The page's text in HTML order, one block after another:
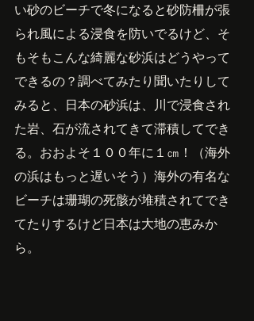
い砂のビーチで冬になると砂防柵が張
られ風による浸食を防いでるけど、そ
もそもこんな綺麗な砂浜はどうやって
できるの？調べてみたり聞いたりして
みると、日本の砂浜は、川で浸食され
た岩、石が流されてきて滞積してでき
る。おおよそ１００年に１㎝！（海外
の浜はもっと遅いそう）海外の有名な
ビーチは珊瑚の死骸が堆積されてでき
てたりするけど日本は大地の恵みか
ら。